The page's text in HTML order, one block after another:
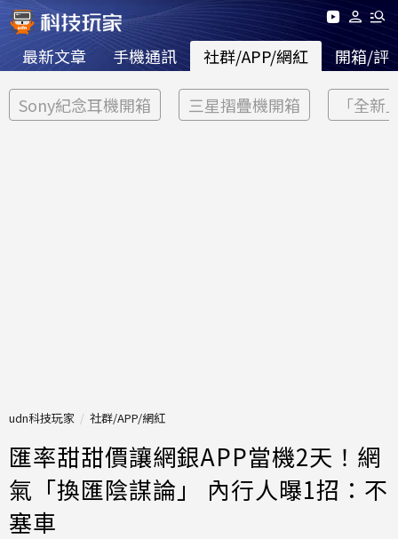
最新文章 手機通訊 社群/APP/網紅 開箱/評
Sony紀念耳機開箱 三星摺疊機開箱 「全新
udn科技玩家 社群/APP/網紅
匯率甜甜價讓網銀APP當機2天！網
氣「換匯陰謀論」 內行人曝1招：不
塞車